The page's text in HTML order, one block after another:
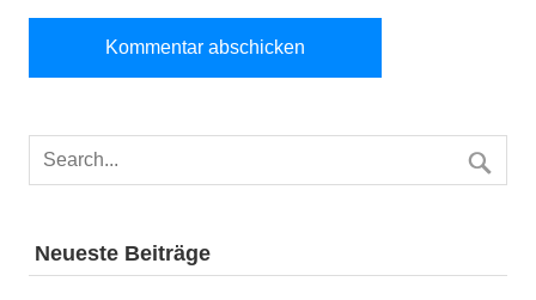
Neueste Beiträge